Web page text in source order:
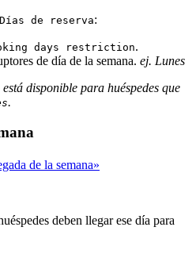
Días de reserva:
days restriction.
de día de la semana. ej. Lunes
disponible para huéspedes que
.
de la semana»
deben llegar ese día para